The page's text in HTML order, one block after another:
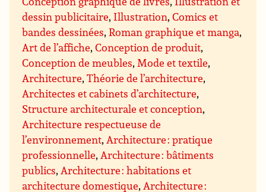
dessin publicitaire, Illustration,Comics et
bandes dessinées,Roman graphique et manga,
Art de l’affiche,Conception de produit,
Conception de meubles,Mode et textile,
Architecture,Théorie de l’architecture,
Architectes et cabinets d’architecture,
Structure architecturale et conception,
Architecture respectueuse de
l’environnement,Architecture : pratique
professionnelle,Architecture : bâtiments
publics,Architecture : habitations et
architecture domestique,Architecture :